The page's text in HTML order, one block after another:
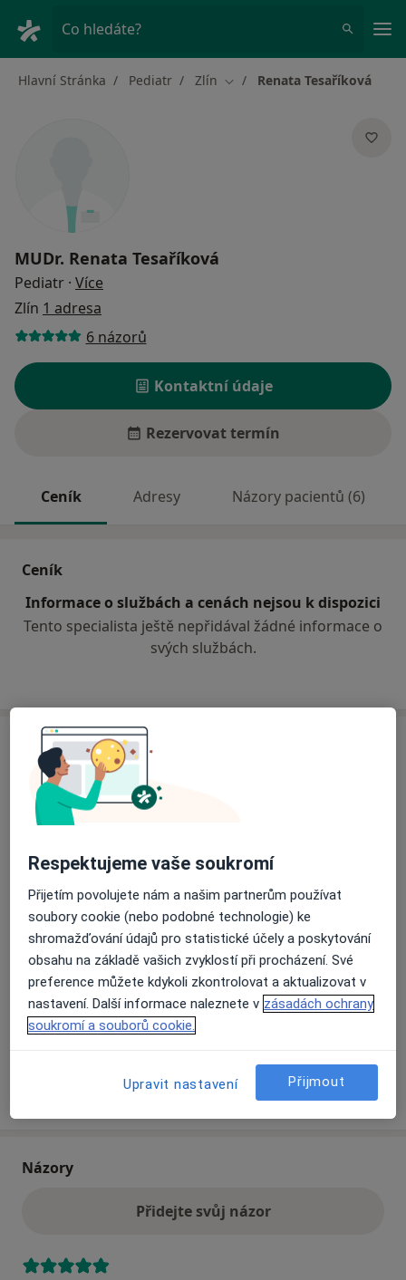
Co hledáte?
Hlavní Stránka Pediatr Zlín Změna města
Renata Tesaříková
MUDr. Renata Tesaříková
Pediatr · Více
Zlín 1 adresa
6 názorů
Kontaktní údaje
Rezervovat termín
Ceník Adresy Názory pacientů (6)
Ceník
Informace o službách a cenách nejsou k dispozici
Tento specialista ještě nepřidával žádné informace o
svých službách.
Adresa
Privátní lékařka pro děti a dorost
Slovenská 2864,
Přiblížit mapuse otevře v nové záložce
Dostupnost
Na této adrese online kalendář není aktivní
Co mám v takové situaci udělat?
Způsoby platby (soukromé návštěvy)
Na teto adrese lékař přijímá pacienty na pojišťovnu
Víceo adrese
Názory
Přidejte svůj názor
Respektujeme vaše soukromí
Přijetím povolujete nám a našim partnerům používat
soubory cookie (nebo podobné technologie) ke
shromažďování údajů pro statistické účely a poskytování
obsahu na základě vašich zvyklostí při procházení. Své
preference můžete kdykoli zkontrolovat a aktualizovat v
nastavení. Další informace naleznete v zásadách ochrany
soukromí a souborů cookie.
Upravit nastavení Přijmout